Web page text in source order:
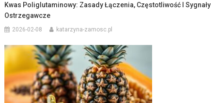
Kwas Poliglutaminowy: Zasady Łączenia, Częstotliwość I Sygnały
Ostrzegawcze
2026-02-08 katarzyna-zamosc.pl